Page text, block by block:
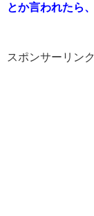
とか言われたら
スポンサーリンク